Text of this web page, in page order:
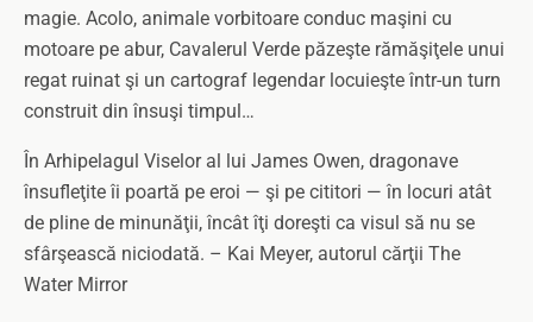
magie. Acolo, animale vorbitoare conduc maşini cu
motoare pe abur, Cavalerul Verde păzeşte rămăşiţele unui
regat ruinat şi un cartograf legendar locuieşte într-un turn
construit din însuşi timpul…
În Arhipelagul Viselor al lui James Owen, dragonave
însufleţite îi poartă pe eroi — şi pe cititori — în locuri atât
de pline de minunăţii, încât îţi doreşti ca visul să nu se
sfârşească niciodată. – Kai Meyer, autorul cărţii The
Water Mirror